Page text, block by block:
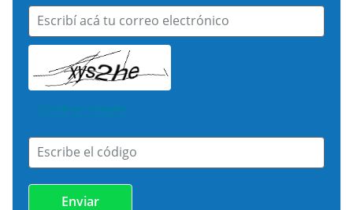
Escribí acá tu correo electrónico
Cambiar imagen
Escribe el código